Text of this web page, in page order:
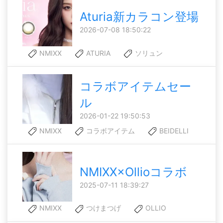
Aturia新カラコン登場
2026-07-08 18:50:22
NMIXX ATURIA ソリュン
コラボアイテムセー
ル
2026-01-22 19:50:53
NMIXX
コラボアイテム BEIDELLI
NMIXX×Ollioコラボ
2025-07-11 18:39:27
NMIXX つけまつげ OLLIO